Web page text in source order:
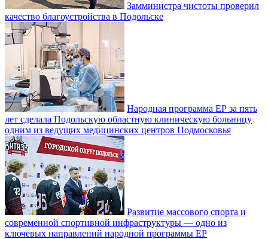
Замминистра чистоты проверил
качество благоустройства в Подольске
Народная программа ЕР за пять
лет сделала Подольскую областную клиническую больницу
одним из ведущих медицинских центров Подмосковья
Развитие массового спорта и
современной спортивной инфраструктуры — одно из
ключевых направлений народной программы ЕР